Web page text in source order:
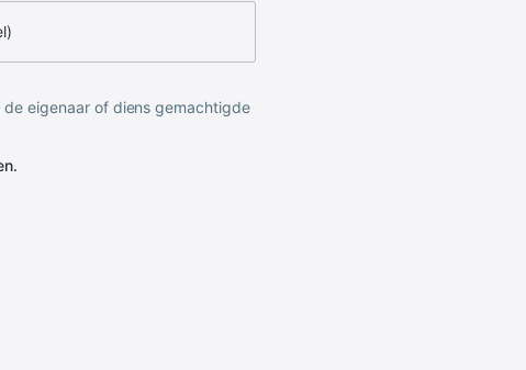
eigenaar of diens gemachtigde